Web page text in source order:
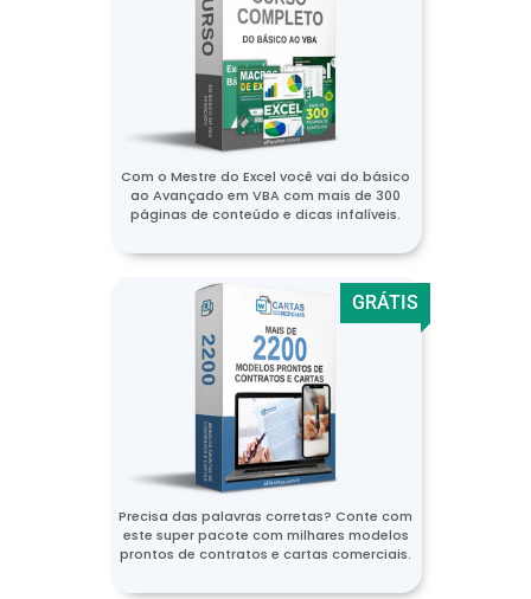
Com o Mestre do Excel você vai do básico
ao Avançado em VBA com mais de 300
páginas de conteúdo e dicas infalíveis.
GRÁTIS
Precisa das palavras corretas? Conte com
este super pacote com milhares modelos
prontos de contratos e cartas comerciais.